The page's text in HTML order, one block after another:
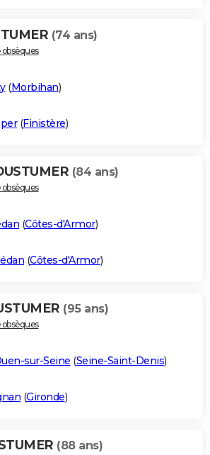
(74 ans)
(Morbihan)
(Finistère)
(84 ans)
(Côtes-d'Armor)
(Côtes-d'Armor)
(95 ans)
sur-Seine (Seine-Saint-Denis)
(Gironde)
(88 ans)